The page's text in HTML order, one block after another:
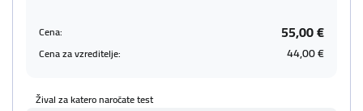
Cena: 55,00 €
Cena za vzreditelje: 44,00 €
Žival za katero naročate test